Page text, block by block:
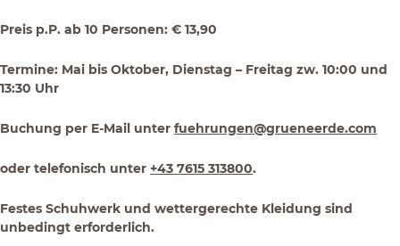
Preis p.P. ab 10 Personen: € 13,90
Termine: Mai bis Oktober, Dienstag – Freitag zw. 10:00 und
13:30 Uhr
Buchung per E-Mail unter fuehrungen@grueneerde.com
oder telefonisch unter +43 7615 313800.
Festes Schuhwerk und wettergerechte Kleidung sind
unbedingt erforderlich.